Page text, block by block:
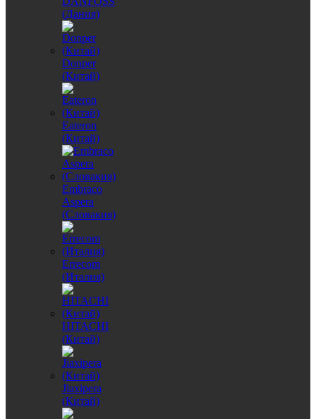
(Дания)
Donper
(Китай)
Eateron
(Китай)
Embraco
Aspera
(Словакия)
Errecom
(Италия)
HITACHI
(Китай)
Jiaxipera
(Китай)